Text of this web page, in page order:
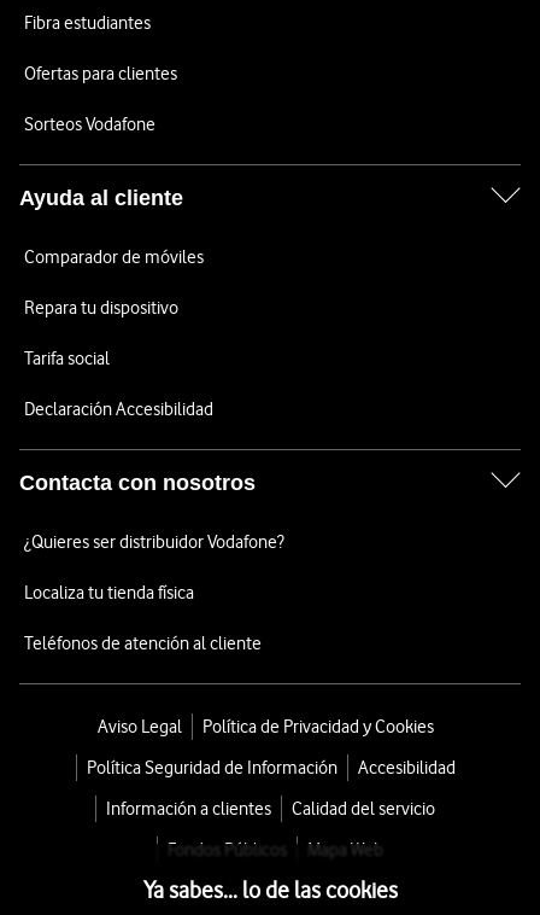
Fibra estudiantes
Ofertas para clientes
Sorteos Vodafone
Ayuda al cliente
Comparador de móviles
Repara tu dispositivo
Tarifa social
Declaración Accesibilidad
Contacta con nosotros
¿Quieres ser distribuidor Vodafone?
Localiza tu tienda física
Teléfonos de atención al cliente
Aviso Legal
Política de Privacidad y Cookies
Política Seguridad de Información
Accesibilidad
Información a clientes
Calidad del servicio
Fondos Públicos
Mapa Web
Ya sabes... lo de las cookies